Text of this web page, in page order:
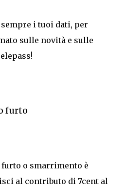
i tuoi dati, per
sulle novità e sulle
furto
o smarrimento è
al contributo di 7cent al